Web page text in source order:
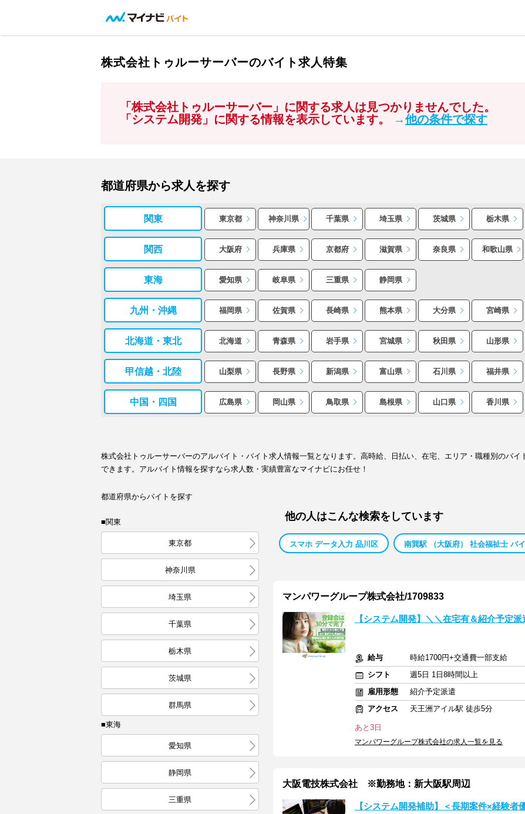
株式会社トゥルーサーバーのバイト求人特集
「株式会社トゥルーサーバー」に関する求人は見つかりませんでした。
「システム開発」に関する情報を表示しています。
→他の条件で探す
都道府県から求人を探す
関東 東京都 神奈川県 千葉県 埼玉県 茨城県 栃木県
関西 大阪府 兵庫県 京都府 滋賀県 奈良県 和歌山県
東海 愛知県 岐阜県 三重県 静岡県
九州・沖縄 福岡県 佐賀県 長崎県 熊本県 大分県 宮崎県
北海道・東北 北海道 青森県 岩手県 宮城県 秋田県 山形県
甲信越・北陸 山梨県 長野県 新潟県 富山県 石川県 福井県
中国・四国 広島県 岡山県 鳥取県 島根県 山口県 香川県
株式会社トゥルーサーバーのアルバイト・バイト求人情報一覧となります。高時給、日払い、在宅、エリア・職種別のバ
できます。アルバイト情報を探すなら求人数・実績豊富なマイナビにお任せ！
都道府県からバイトを探す
■関東
東京都
神奈川県
埼玉県
千葉県
栃木県
茨城県
群馬県
■東海
愛知県
静岡県
三重県
他の人はこんな検索をしています
スマホ データ入力 品川区 南巽駅 （大阪府） 社会福祉士 バ
マンパワーグループ株式会社/1709833
【システム開発】＼＼在宅有＆紹介予定
給与
時給1700円+交通費一部支給
シフト
週5日 1日8時間以上
雇用形態
紹介予定派遣
アクセス
天王洲アイル駅 徒歩5分
あと3日
マンパワーグループ株式会社の求人一覧を見る
大阪電技株式会社 ※勤務地：新大阪駅周辺
【システム開発補助】＜長期案件×経験